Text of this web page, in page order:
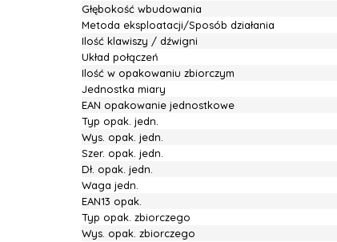
Głębokość wbudowania
Metoda eksploatacji/Sposób działania
Ilość klawiszy / dźwigni
Układ połączeń
Ilość w opakowaniu zbiorczym
Jednostka miary
EAN opakowanie jednostkowe
Typ opak. jedn.
Wys. opak. jedn.
Szer. opak. jedn.
Dł. opak. jedn.
Waga jedn.
EAN13 opak.
Typ opak. zbiorczego
Wys. opak. zbiorczego